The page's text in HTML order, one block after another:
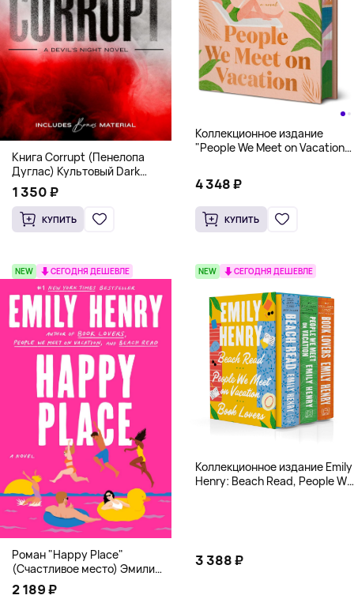
Книга Corrupt (Пенелопа
Дуглас) Культовый Dark
Romance бестселлер (18+)
1 350 ₽
КУПИТЬ
Коллекционное издание
"People We Meet on Vacation"
Hardcover
4 348 ₽
КУПИТЬ
NEW СЕГОДНЯ ДЕШЕВЛЕ
Роман "Happy Place"
(Счастливое место) Эмили
Генри | Твердый переплет
2 189 ₽
NEW СЕГОДНЯ ДЕШЕВЛЕ
Коллекционное издание Emily
Henry: Beach Read, People We
3 388 ₽